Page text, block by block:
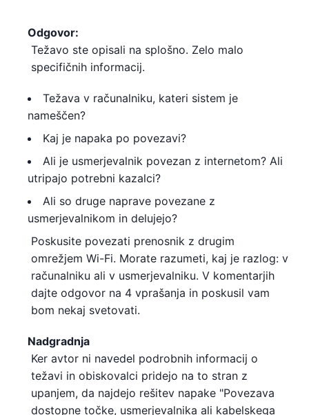
Odgovor:
Težavo ste opisali na splošno. Zelo malo
specifičnih informacij.
Težava v računalniku, kateri sistem je
nameščen?
Kaj je napaka po povezavi?
Ali je usmerjevalnik povezan z internetom? Ali
utripajo potrebni kazalci?
Ali so druge naprave povezane z
usmerjevalnikom in delujejo?
Poskusite povezati prenosnik z drugim
omrežjem Wi-Fi. Morate razumeti, kaj je razlog: v
računalniku ali v usmerjevalniku. V komentarjih
dajte odgovor na 4 vprašanja in poskusil vam
bom nekaj svetovati.
Nadgradnja
Ker avtor ni navedel podrobnih informacij o
težavi in ​​obiskovalci pridejo na to stran z
upanjem, da najdejo rešitev napake "Povezava
dostopne točke, usmerjevalnika ali kabelskega